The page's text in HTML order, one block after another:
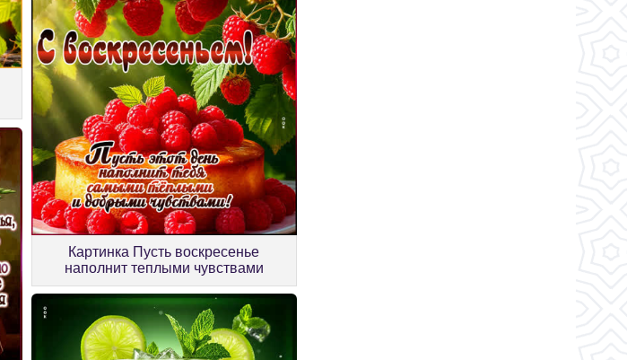
Картинка Пусть воскресенье
наполнит теплыми чувствами